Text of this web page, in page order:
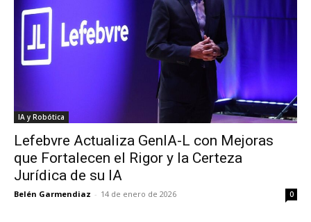
IA y Robótica
Lefebvre Actualiza GenIA-L con Mejoras
que Fortalecen el Rigor y la Certeza
Jurídica de su IA
Belén Garmendiaz - 14 de enero de 2026 0